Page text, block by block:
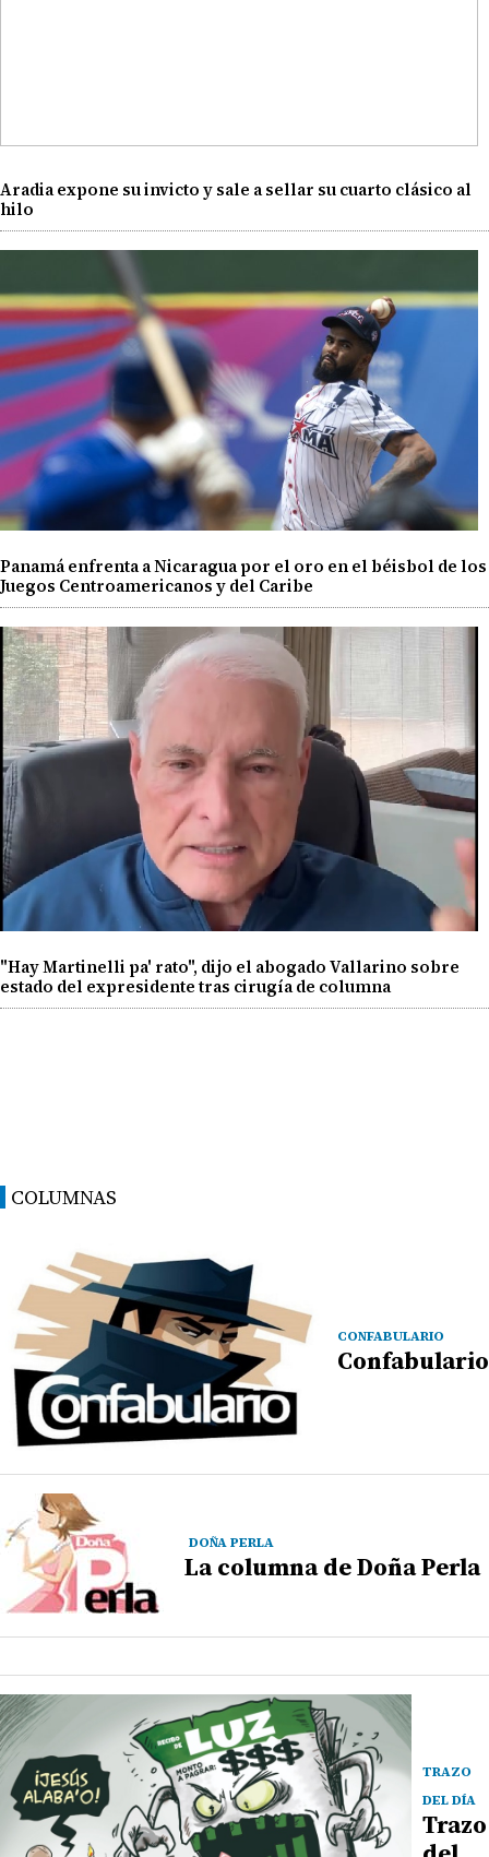
Aradia expone su invicto y sale a sellar su cuarto clásico al
hilo
Panamá enfrenta a Nicaragua por el oro en el béisbol de los
Juegos Centroamericanos y del Caribe
"Hay Martinelli pa' rato", dijo el abogado Vallarino sobre
estado del expresidente tras cirugía de columna
COLUMNAS
CONFABULARIO
Confabulario
DOÑA PERLA
La columna de Doña Perla
TRAZO
DEL DÍA
Trazo